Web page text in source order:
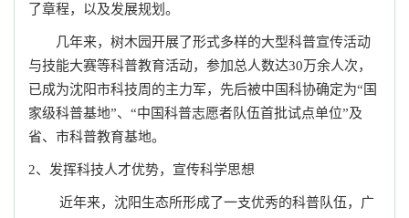
了章程，以及发展规划。
几年来，树木园开展了形式多样的大型科普宣传活动
与技能大赛等科普教育活动，参加总人数达30万余人次，
已成为沈阳市科技周的主力军，先后被中国科协确定为“国
家级科普基地”、“中国科普志愿者队伍首批试点单位”及
省、市科普教育基地。
2、发挥科技人才优势， 宣传科学思想
近年来，沈阳生态所形成了一支优秀的科普队伍，广